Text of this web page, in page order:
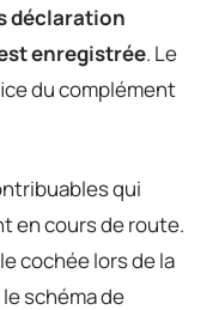
déclaration
enregistrée. Le
du complément
qui
en cours de route.
cochée lors de la
schéma de